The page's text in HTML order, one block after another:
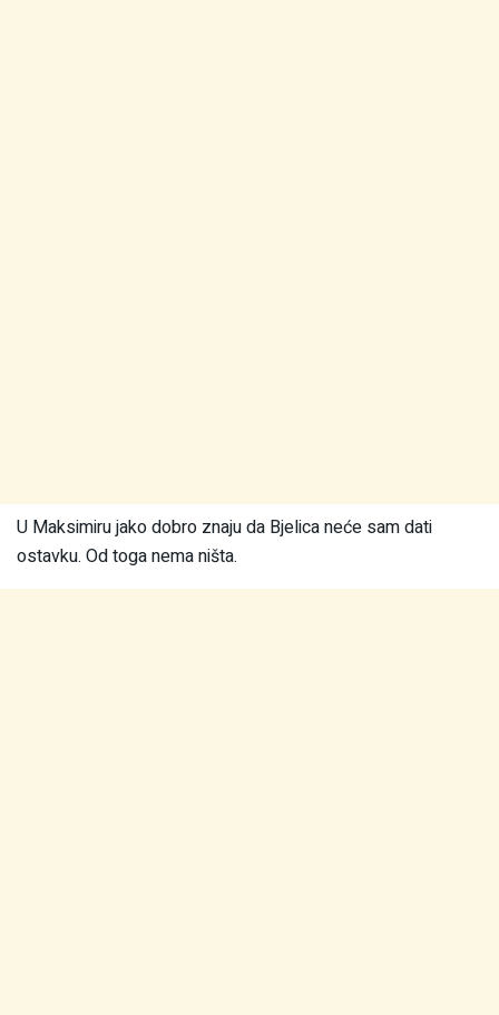
U Maksimiru jako dobro znaju da Bjelica neće sam dati
ostavku. Od toga nema ništa.